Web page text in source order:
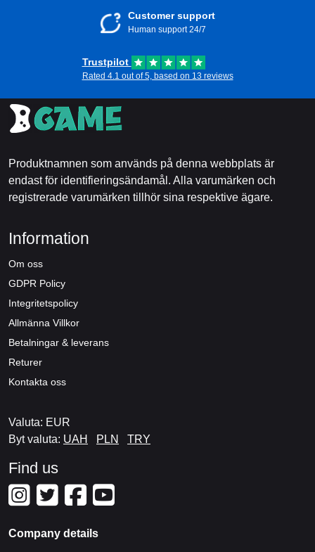
Customer support
Human support 24/7
Trustpilot
Rated 4.1 out of 5, based on 13 reviews
Produktnamnen som används på denna webbplats är
endast för identifieringsändamål. Alla varumärken och
registrerade varumärken tillhör sina respektive ägare.
Information
Om oss
GDPR Policy
Integritetspolicy
Allmänna Villkor
Betalningar & leverans
Returer
Kontakta oss
Valuta: EUR
Byt valuta: UAH PLN TRY
Find us
Company details